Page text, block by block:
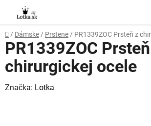
obsah
Domov
/ Dámske / Prstene / PR1339ZOC Prsteň z
PR1339ZOC
chirurgickej ocele
Značka: Lotka